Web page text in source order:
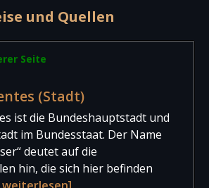
und Quellen
Seite
(Stadt)
ist die Bundeshauptstadt und
im Bundesstaat. Der Name
deutet auf die
hin, die sich hier befinden